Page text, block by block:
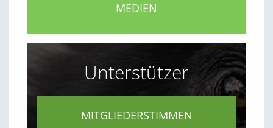
MEDIEN
Unterstützer
MITGLIEDERSTIMMEN